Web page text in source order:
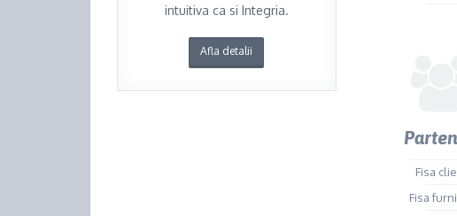
intuitiva ca si Integria.
Afla detalii
Fisa
Fisa